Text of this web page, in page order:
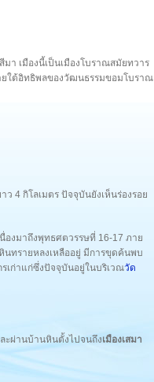
า เมืองนี้เป็นเมืองโบราณสมัยทวาร
ใต้อิทธิพลของวัฒนธรรมขอมโบราณ
ว 4 กิโลเมตร ปัจจุบันยังเห็นร่องรอย
งมาถึงพุทธศตวรรษที่ 16-17 ภาย
ทรายหลงเหลืออยู่ มีการขุดค้นพบ
เก่าแก่ซึ่งปัจจุบันอยู่ในบริเวณวัด
ะผ่านบ้านหินตั้งไปจนถึงเมืองเสมา